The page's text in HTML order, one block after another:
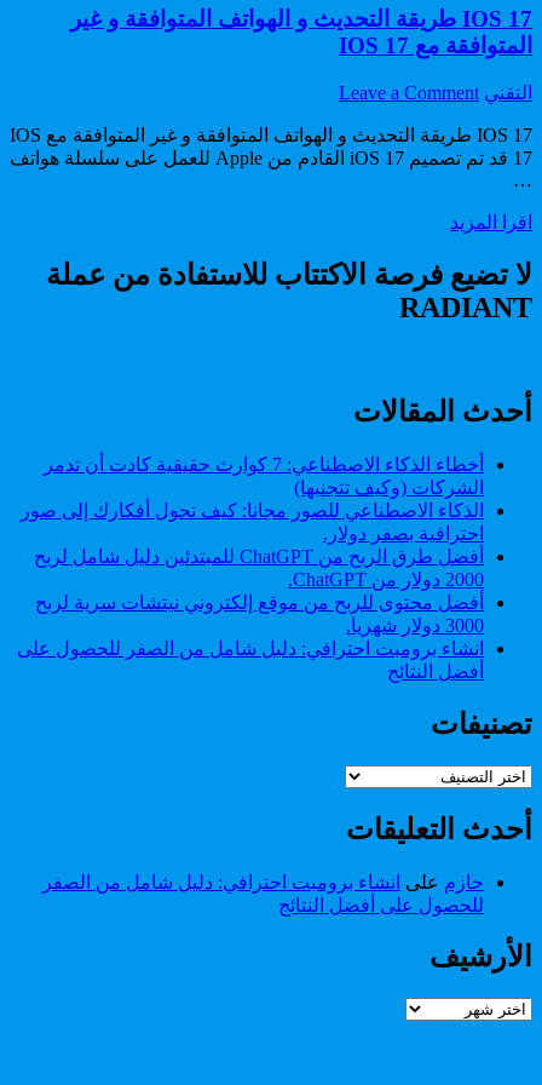
IOS 17 طريقة التحديث و الهواتف المتوافقة و غير
المتوافقة مع IOS 17
Author:
التقني Leave a Comment
on
17
طريقة
و
IOS 17 طريقة التحديث و الهواتف المتوافقة و غير المتوافقة مع IOS
17 قد تم تصميم iOS 17 القادم من Apple للعمل على سلسلة هواتف
…
اقرا المزيد
طريقة
التحديث
و
غير
المتوافقة
IOS
17
لا تضيع فرصة الاكتتاب للاستفادة من عملة
RADIANT
أحدث المقالات
أخطاء الذكاء الاصطناعي: 7 كوارث حقيقية كادت أن تدمر
الشركات (وكيف تتجنبها)
الذكاء الاصطناعي للصور مجانا: كيف تحول أفكارك إلى صور
احترافية بصفر دولار.
أفضل طرق الربح من ChatGPT للمبتدئين دليل شامل لربح
2000 دولار من ChatGPT.
أفضل محتوى للربح من موقع إلكتروني نيتشات سرية لربح
3000 دولار شهريا.
انشاء برومبت احترافي: دليل شامل من الصفر للحصول على
أفضل النتائج
تصنيفات
تصنيفات
أحدث التعليقات
حازم على انشاء برومبت احترافي: دليل شامل من الصفر
للحصول على أفضل النتائج
الأرشيف
الأرشيف